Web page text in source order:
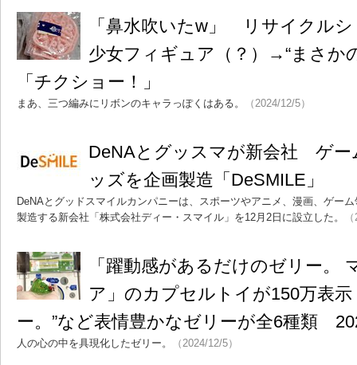
「鼻水吹いたw」 リサイクル
少女フィギュア（？）→“まさ
「チクショー！」
まあ、三つ編みにリボンのキャラっぽくはある。 （2024/12/5）
DeNAとグッスマが新会社 ゲー
ッズを企画製造「DeSMILE」
DeNAとグッドスマイルカンパニーは、スポーツやアニメ、漫画、ゲー
製造する新会社「株式会社ディー・スマイル」を12月2日に設立した。
「躍動感があるだけのゼリー。
ア」のカプセルトイが150万表
ー。”など表情豊かなゼリーが全6種類
人の心の中を具現化したゼリー。 （2024/12/5）